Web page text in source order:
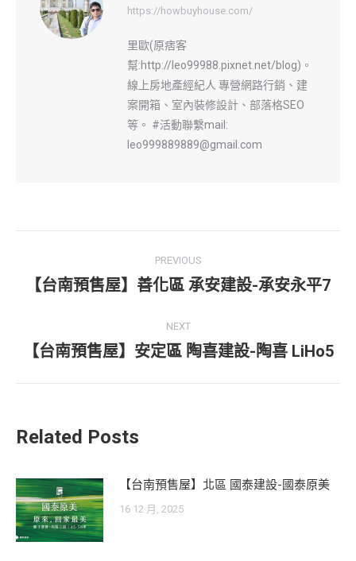
https://howbuyhouse.com/
里歐(原痞客
幫:http://leo99988.pixnet.net/blog)。
線上房地產經紀人 專營網路行銷、建
案開箱、室內裝修設計、部落格SEO
等。 #活動聯繫mail:
leo999889889@gmail.com
navigation
PREVIOUS
Previous
【台南預售屋】善化區 承安建設-承安永平7
NEXT
Next
【台南預售屋】安定區 陶喜建設-陶喜 LiHo5
Related Posts
【台南預售屋】北區 國泰建設-國泰原美
16 12 月, 2025